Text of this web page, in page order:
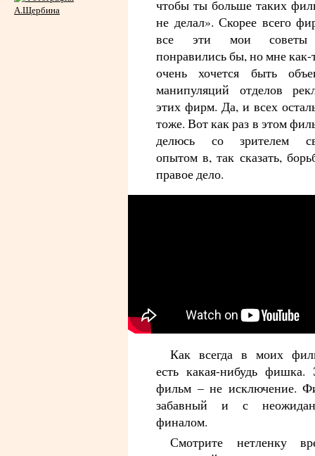
чтобы ты больше таких
не делал». Скорее всего
все эти мои
понравились бы, но мне как-
очень хочется быть
манипуляций отделов
этих фирм. Да, и всех
тоже. Вот как раз в этом
делюсь со зрителем
опытом в, так сказать,
правое дело.
Как всегда в моих
есть какая-нибудь фишка.
фильм – не исключение.
забавный и с
финалом.
Смотрите нетленку